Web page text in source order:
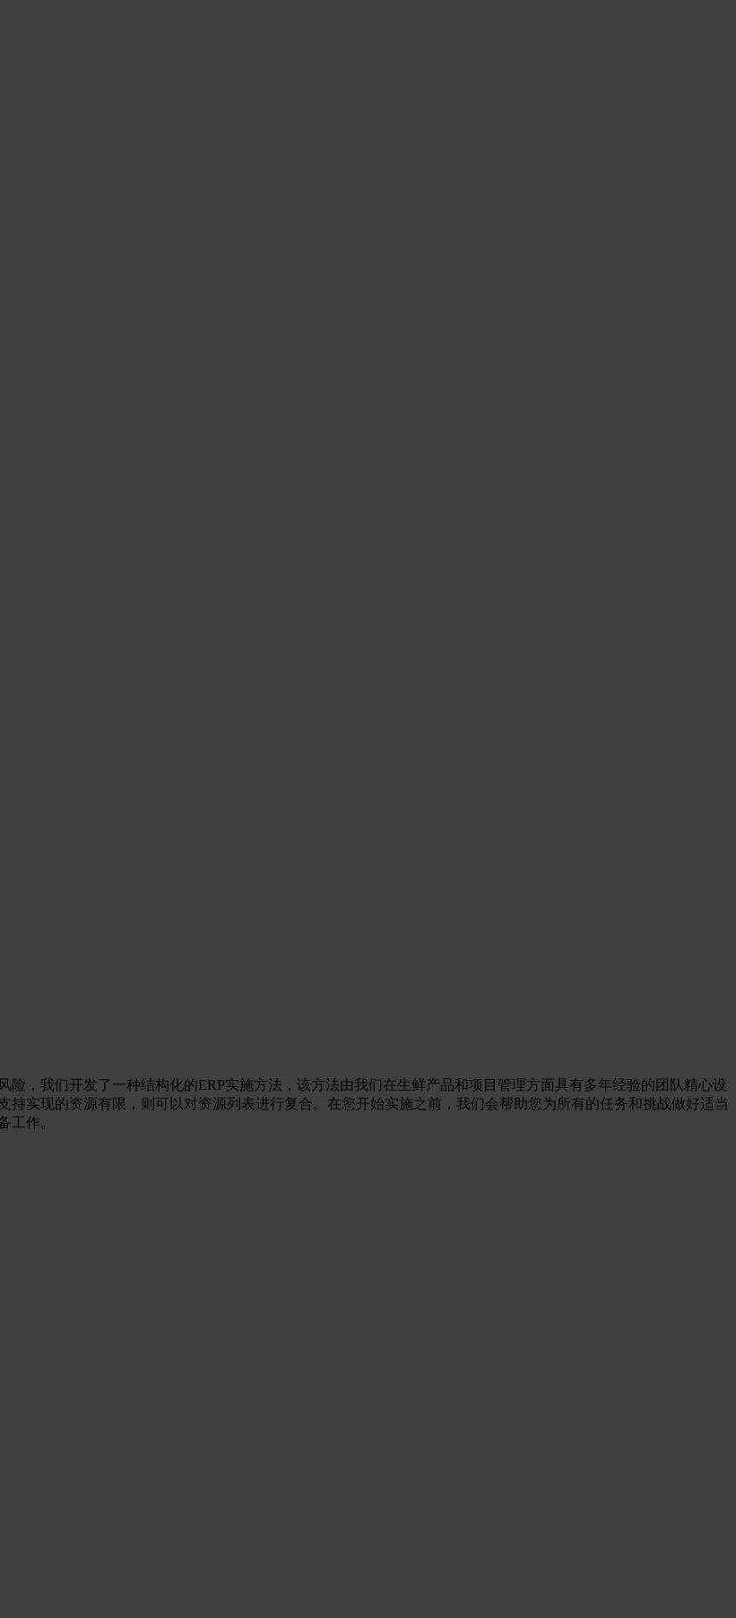
，我们开发了一种结构化的ERP实施方法，该方法由我们在生鲜产品和项目管理方面具有多年经验的团队精心设
实现的资源有限，则可以对资源列表进行复合。在您开始实施之前，我们会帮助您为所有的任务和挑战做好适当
工作。